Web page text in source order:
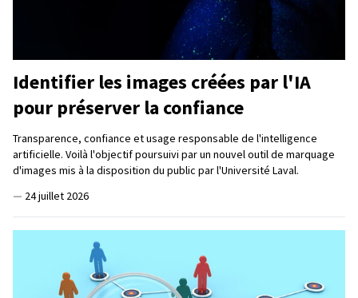
Identifier les images créées par l'IA
pour préserver la confiance
Transparence, confiance et usage responsable de l'intelligence
artificielle. Voilà l'objectif poursuivi par un nouvel outil de marquage
d'images mis à la disposition du public par l'Université Laval.
— 24 juillet 2026